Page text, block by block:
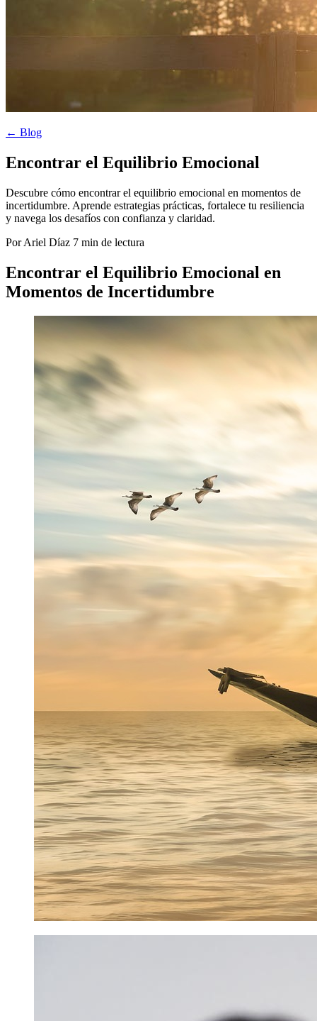
← Blog
Encontrar el Equilibrio Emocional
Descubre cómo encontrar el equilibrio emocional en momentos de
incertidumbre. Aprende estrategias prácticas, fortalece tu resiliencia
y navega los desafíos con confianza y claridad.
Por Ariel Díaz 7 min de lectura
Encontrar el Equilibrio Emocional en
Momentos de Incertidumbre